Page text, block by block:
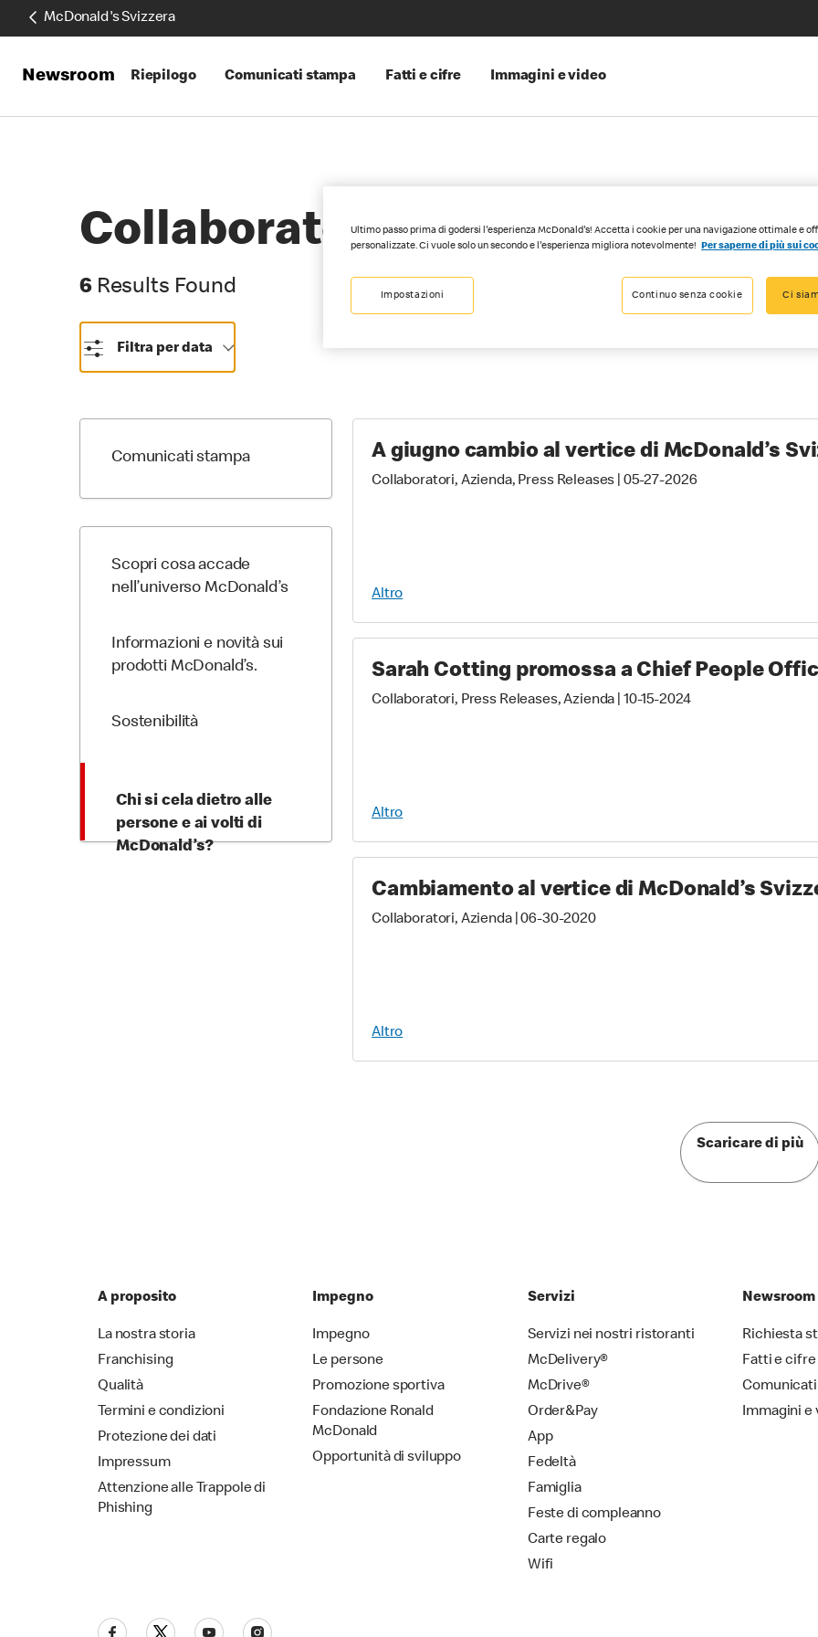
McDonald's Svizzera
Newsroom Riepilogo Comunicati stampa Fatti e cifre Immagini e video
Collaboratori e collaboratrici
6 Results Found6 Results Found
Filtra per data
Comunicati stampa
Scopri cosa accade
nell’universo McDonald’s
Informazioni e novità sui
prodotti McDonald’s.
Sostenibilità
Chi si cela dietro alle
persone e ai volti di
McDonald’s?
A giugno cambio al vertice di McDonald’s
Collaboratori, Azienda, Press Releases 05-27-2026
Altro
Sarah Cotting promossa a Chief People
Collaboratori, Press Releases, Azienda 10-15-2024
Altro
Cambiamento al vertice di McDonald’s
Collaboratori, Azienda|06-30-2020
Altro
Scaricare di più
A proposito
La nostra storia
Franchising
Qualità
Termini e condizioni
Protezione dei dati
Impressum
Attenzione alle Trappole di
Phishing
Impegno
Impegno
Le persone
Promozione sportiva
Fondazione Ronald
McDonald
Opportunità di sviluppo
Servizi
Servizi nei nostri ristoranti
McDelivery®
McDrive®
Order&Pay
App
Fedeltà
Famiglia
Feste di compleanno
Carte regalo
Wifi
Newsroom
Richiesta
Fatti e cifre
Immagini e
Ultimo passo prima di godersi l'esperienza McDonald's! Accetta i cookie per una navigazione ottimale e
personalizzate. Ci vuole solo un secondo e l'esperienza migliora notevolmente!
Per saperne di più sui
Impostazioni Continuo senza cookie Ci